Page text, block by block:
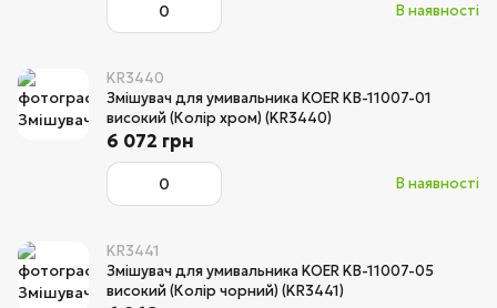
В наявності
KR3440
Змішувач для умивальника KOER KB-11007-01
високий (Колір хром) (KR3440)
В наявності
6 072 грн
KR3441
Змішувач для умивальника KOER KB-11007-05
високий (Колір чорний) (KR3441)